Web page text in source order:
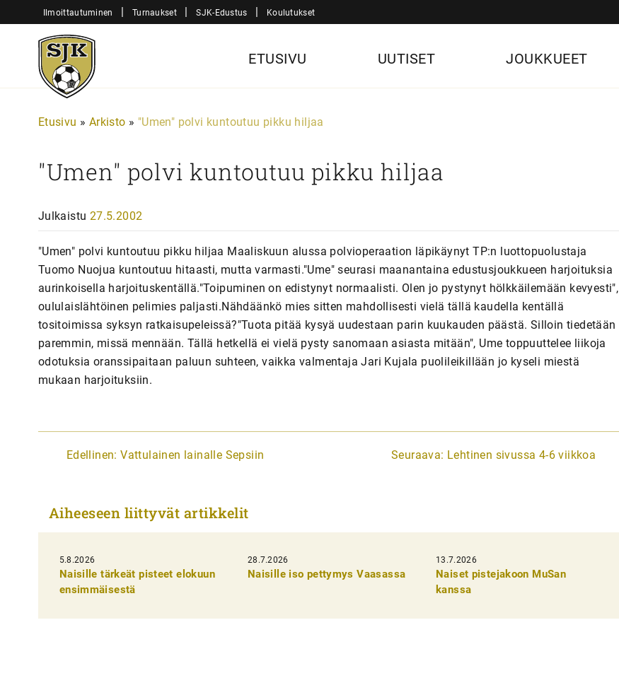
sisältöön
Ilmoittautuminen | Turnaukset | SJK-Edustus | Koulutukset
Sjk-
Juniorit
ETUSIVU UUTISET JOUKKUEET
Etusivu » Arkisto » "Umen" polvi kuntoutuu pikku hiljaa
"Umen" polvi kuntoutuu pikku hiljaa
Julkaistu 27.5.2002
"Umen" polvi kuntoutuu pikku hiljaa Maaliskuun alussa polvioperaation läpikäynyt TP:n luottopuolustaja
Tuomo Nuojua kuntoutuu hitaasti, mutta varmasti."Ume" seurasi maanantaina edustusjoukkueen harjoituksia
aurinkoisella harjoituskentällä."Toipuminen on edistynyt normaalisti. Olen jo pystynyt hölkkäilemään kevyesti",
oululaislähtöinen pelimies paljasti.Nähdäänkö mies sitten mahdollisesti vielä tällä kaudella kentällä
tositoimissa syksyn ratkaisupeleissä?"Tuota pitää kysyä uudestaan parin kuukauden päästä. Silloin tiedetään
paremmin, missä mennään. Tällä hetkellä ei vielä pysty sanomaan asiasta mitään", Ume toppuuttelee liikoja
odotuksia oranssipaitaan paluun suhteen, vaikka valmentaja Jari Kujala puolileikillään jo kyseli miestä
mukaan harjoituksiin.
A
i
k
e
Edellinen: Vattulainen lainalle Sepsiin Seuraava: Lehtinen sivussa 4-6 viikkoa
Aiheeseen liittyvät artikkelit
5.8.2026
Naisille tärkeät pisteet elokuun
ensimmäisestä
28.7.2026
Naisille iso pettymys Vaasassa
13.7.2026
Naiset pistejakoon MuSan
kanssa